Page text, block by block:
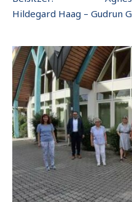
Hildegard Haag – Gudrun